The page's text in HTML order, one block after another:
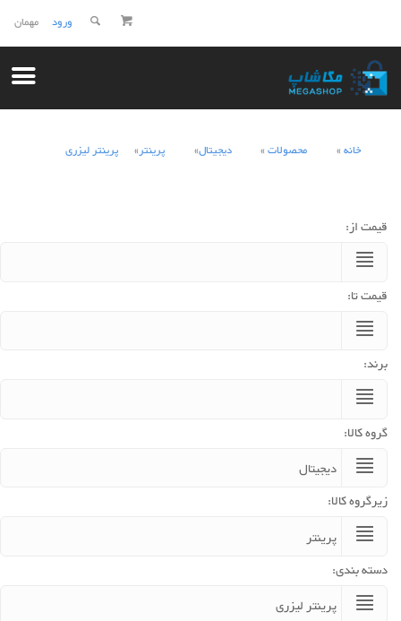
مهمان ورود
خانه محصولات دیجیتال پرینتر پرینتر لیزری
قیمت از:
قیمت تا:
برند:
گروه کالا:
زیرگروه کالا:
دسته بندی: